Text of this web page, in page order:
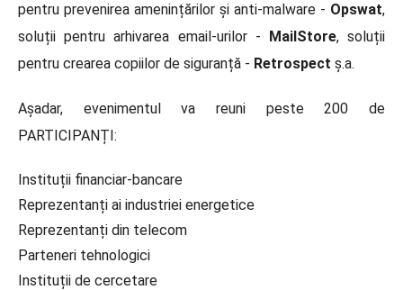
pentru prevenirea amenințărilor și anti-malware - Opswat,
soluții pentru arhivarea email-urilor - MailStore, soluții
pentru crearea copiilor de siguranță - Retrospect ș.a.
Așadar, evenimentul va reuni peste 200 de
PARTICIPANȚI:
Instituții financiar-bancare
Reprezentanți ai industriei energetice
Reprezentanți din telecom
Parteneri tehnologici
Instituții de cercetare